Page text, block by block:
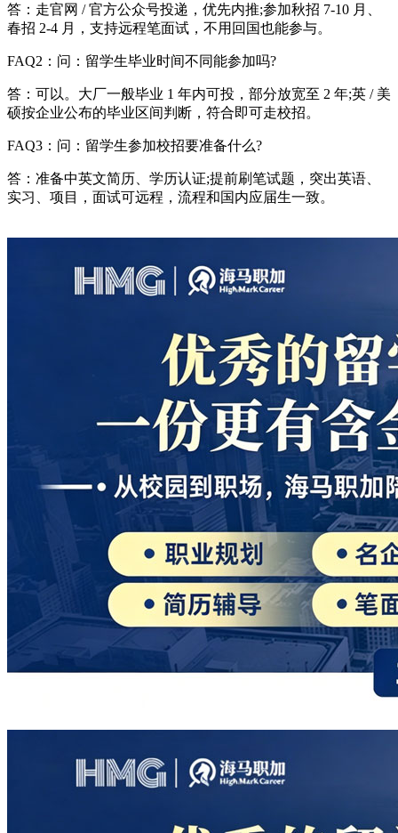
答：走官网 / 官方公众号投递，优先内推;参加秋招 7-10 月、
春招 2-4 月，支持远程笔面试，不用回国也能参与。
FAQ2：问：留学生毕业时间不同能参加吗?
答：可以。大厂一般毕业 1 年内可投，部分放宽至 2 年;英 / 美
硕按企业公布的毕业区间判断，符合即可走校招。
FAQ3：问：留学生参加校招要准备什么?
答：准备中英文简历、学历认证;提前刷笔试题，突出英语、
实习、项目，面试可远程，流程和国内应届生一致。